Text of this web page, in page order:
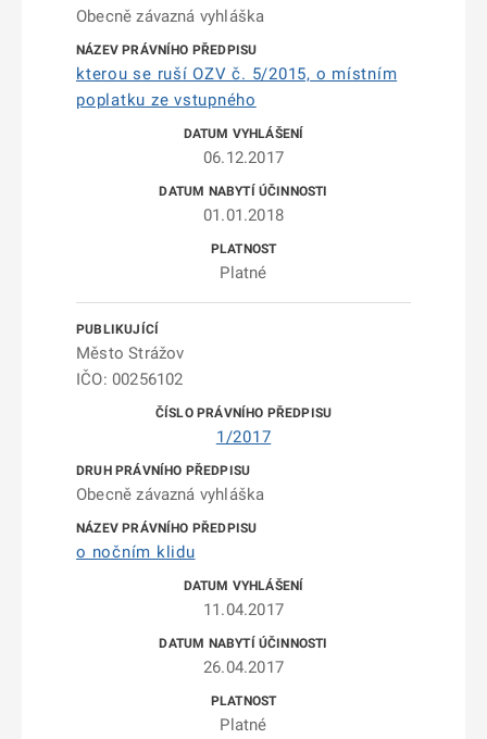
Obecně závazná vyhláška
kterou se ruší OZV č. 5/2015, o místním
poplatku ze vstupného
06.12.2017
01.01.2018
Platné
Město Strážov
IČO: 00256102
1/2017
Obecně závazná vyhláška
o nočním klidu
11.04.2017
26.04.2017
Platné